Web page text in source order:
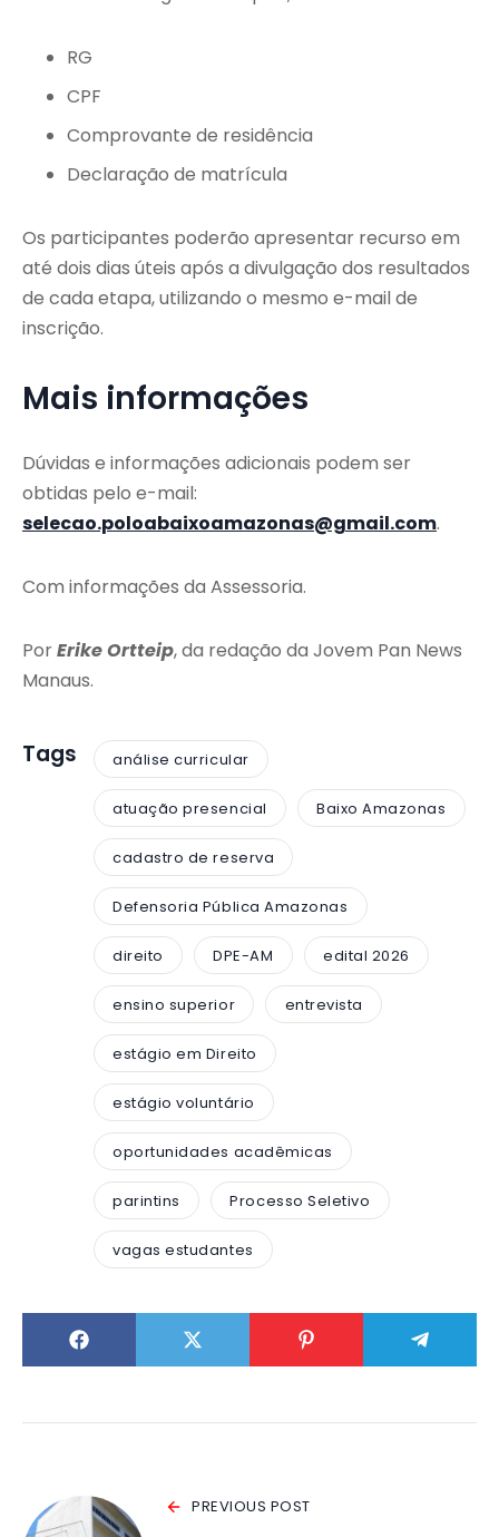
RG
CPF
Comprovante de residência
Declaração de matrícula
Os participantes poderão apresentar recurso em
até dois dias úteis após a divulgação dos resultados
de cada etapa, utilizando o mesmo e-mail de
inscrição.
Mais informações
Dúvidas e informações adicionais podem ser
obtidas pelo e-mail:
selecao.poloabaixoamazonas@gmail.com.
Com informações da Assessoria.
PorErike Ortteip, da redação da Jovem Pan News
Manaus.
Tags análise curricular
atuação presencial Baixo Amazonas
cadastro de reserva
Defensoria Pública Amazonas
direito DPE-AM edital 2026
ensino superior entrevista
estágio em Direito
estágio voluntário
oportunidades acadêmicas
parintins Processo Seletivo
vagas estudantes
PREVIOUS POST